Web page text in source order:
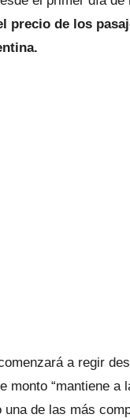
precio de los
a regir
monto “mantiene a
una de las más